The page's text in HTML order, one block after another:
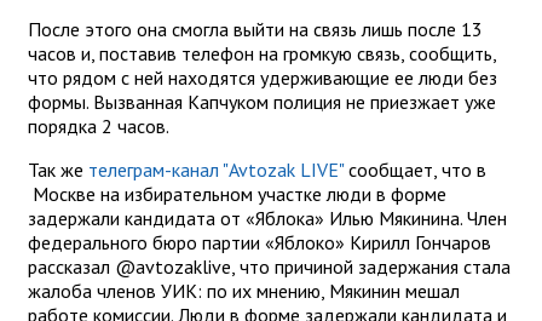
После этого она смогла выйти на связь лишь после 13
часов и, поставив телефон на громкую связь, сообщить,
что рядом с ней находятся удерживающие ее люди без
формы. Вызванная Капчуком полиция не приезжает уже
порядка 2 часов.
Так же телеграм-канал "Avtozak LIVE"сообщает, что в
Москве на избирательном участке люди в форме
задержали кандидата от «Яблока» Илью Мякинина. Член
федерального бюро партии «Яблоко» Кирилл Гончаров
рассказал @avtozaklive, что причиной задержания стала
жалоба членов УИК: по их мнению, Мякинин мешал
работе комиссии. Люди в форме задержали кандидата и